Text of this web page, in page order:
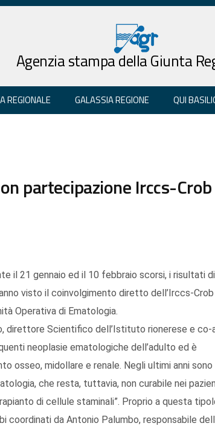
Agenzia stampa della Giunta
REGIONALE GALASSIA REGIONE QUI
partecipazione Irccs-Crob
il 21 gennaio ed il 10 febbraio scorsi, i risultati
visto il coinvolgimento diretto dell’Irccs-
Operativa di Ematologia.
direttore Scientifico dell’Istituto rionerese e co-
neoplasie ematologiche dell’adulto ed è
osseo, midollare e renale. Negli ultimi anni
che resta, tuttavia, non curabile nei
di cellule staminali”. Proprio a questa
coordinati da Antonio Palumbo, responsabile